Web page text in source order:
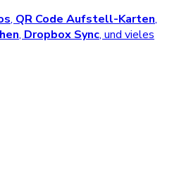
, QR Code Aufstell-Karten,
, Dropbox Sync, und vieles